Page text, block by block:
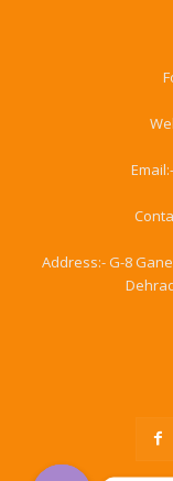
Address:- G-8